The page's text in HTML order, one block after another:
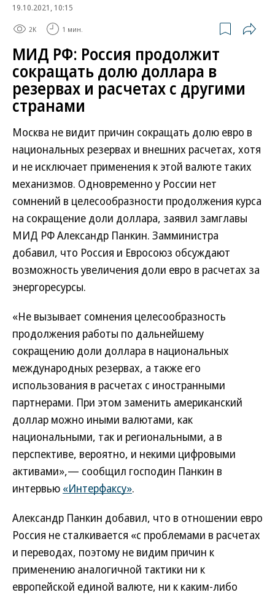
19.10.2021, 10:15
2K 1 мин.
МИД РФ: Россия продолжит
сокращать долю доллара в
резервах и расчетах с другими
странами
Москва не видит причин сокращать долю евро в
национальных резервах и внешних расчетах, хотя
и не исключает применения к этой валюте таких
механизмов. Одновременно у России нет
сомнений в целесообразности продолжения курса
на сокращение доли доллара, заявил замглавы
МИД РФ Александр Панкин. Замминистра
добавил, что Россия и Евросоюз обсуждают
возможность увеличения доли евро в расчетах за
энергоресурсы.
«Не вызывает сомнения целесообразность
продолжения работы по дальнейшему
сокращению доли доллара в национальных
международных резервах, а также его
использования в расчетах с иностранными
партнерами. При этом заменить американский
доллар можно иными валютами, как
национальными, так и региональными, а в
перспективе, вероятно, и некими цифровыми
активами»,— сообщил господин Панкин в
интервью «Интерфаксу».
Александр Панкин добавил, что в отношении евро
Россия не сталкивается «с проблемами в расчетах
и переводах, поэтому не видим причин к
применению аналогичной тактики ни к
европейской единой валюте, ни к каким-либо